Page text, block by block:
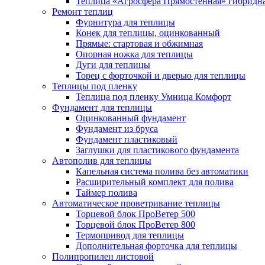
Ремонт теплиц
Фурнитура для теплицы
Конек для теплицы, оцинкованный
Прямые: стартовая и обжимная
Опорная ножка для теплицы
Дуги для теплицы
Торец с форточкой и дверью для теплицы
Теплицы под пленку
Теплица под пленку Умница Комфорт
Фундамент для теплицы
Оцинкованный фундамент
Фундамент из бруса
Фундамент пластиковый
Заглушки для пластикового фундамента
Автополив для теплицы
Капельная система полива без автоматики
Расширительный комплект для полива
Таймер полива
Автоматическое проветривание теплицы
Торцевой блок ПроВетер 500
Торцевой блок ПроВетер 800
Термопривод для теплицы
Дополнительная форточка для теплицы
Полипропилен листовой